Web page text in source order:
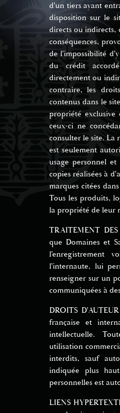
d'un tiers ayant
disposition sur le
directs ou indirects,
conséquences,
de l'impossibilité
du crédit
directement ou
contraire, les
contenus dans le
propriété exclusive
ceux-ci ne
consulter le site. La
est seulement
usage personnel
copies réalisées à
marques citées
Tous les produits,
la propriété de leur
TRAITEMENT
que Domaines et
l'enregistrement
l'internaute, lui
renseigner sur un
communiquées à
DROITS
française et
intellectuelle.
utilisation
interdits, sauf
indiquée plus
personnelles est
LIENS